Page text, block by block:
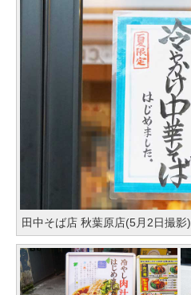
田中そば店 秋葉原店(5月2日撮影)